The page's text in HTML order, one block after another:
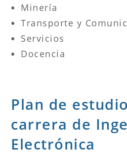
Minería
Transporte y
Servicios
Docencia
Plan de
carrera de
Electrónica